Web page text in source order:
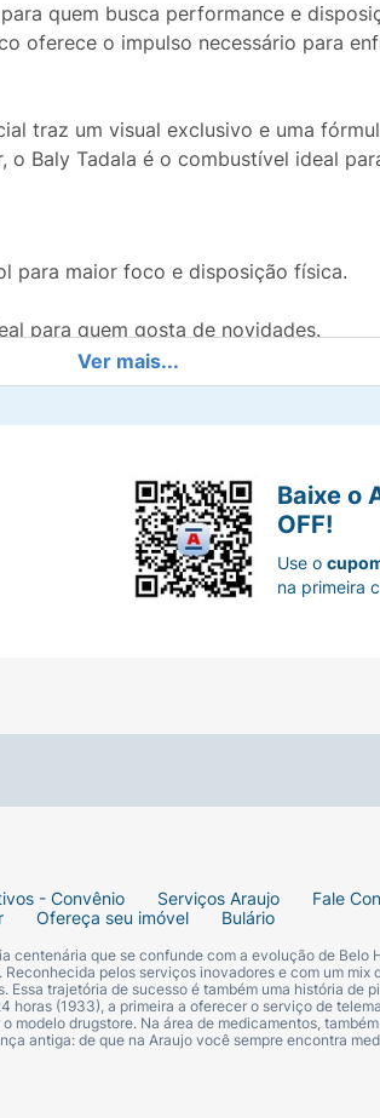
quem busca performance e
oferece o impulso necessário para
traz um visual exclusivo e uma
Baly Tadala é o combustível ideal
para maior foco e disposição física.
para quem gosta de novidades.
"up" imediato na performance.
mais amadas do país.
Ver mais...
- Convênio Serviços Araujo
Fale
Ofereça seu imóvel Bulário
centenária que se confunde com a evolução de Belo
pelos serviços inovadores e com um mix
trajetória de sucesso é também uma história de
(1933), a primeira a oferecer o serviço de
modelo drugstore. Na área de medicamentos,
antiga: de que na Araujo você sempre encontra
Baixe o
OFF!
Use o
na primeira